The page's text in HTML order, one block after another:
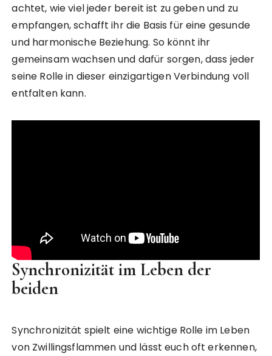
achtet, wie viel jeder bereit ist zu geben und zu
empfangen, schafft ihr die Basis für eine gesunde
und harmonische Beziehung. So könnt ihr
gemeinsam wachsen und dafür sorgen, dass jeder
seine Rolle in dieser einzigartigen Verbindung voll
entfalten kann.
Synchronizität im Leben der
beiden
Synchronizität spielt eine wichtige Rolle im Leben
von Zwillingsflammen und lässt euch oft erkennen,